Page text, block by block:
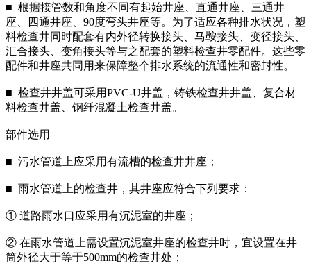
■ 根据接管数和角度不同有起始井座、直通井座、三通井
座、四通井座、90度弯头井座等。为了适应各种排水状况，塑
料检查井同时配套有内外径转换接头、马鞍接头、变径接头、
汇合接头、变角接头等与之配套的塑料检查井零配件。这些零
配件和井座共同用来保障整个排水系统的流通性和密封性。
■ 检查井井盖可采用PVC-U井盖，铸铁检查井井盖、复合材
料检查井盖、钢纤混凝土检查井盖。
部件选用
■ 污水管道上应采用有流槽的检查井井座；
■ 雨水管道上的检查井，其井座应符合下列要求：
① 道路雨水口应采用有沉泥室的井座；
② 在雨水管道上需设置沉泥室井座的检查井时，宜设置在井
筒外径大于等于500mm的检查井处；